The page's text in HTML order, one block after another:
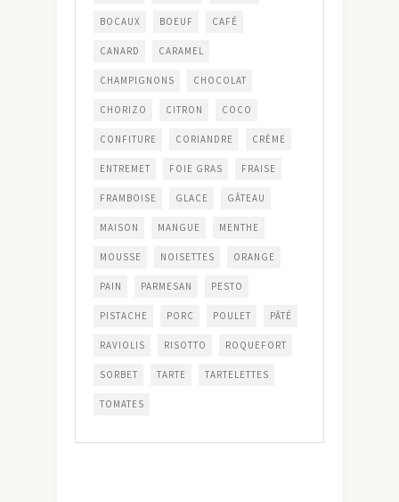
BOCAUX BOEUF CAFÉ
CANARD CARAMEL
CHAMPIGNONS CHOCOLAT
CHORIZO CITRON COCO
CONFITURE CORIANDRE CRÈME
ENTREMET FOIE GRAS FRAISE
FRAMBOISE GLACE GÂTEAU
MAISON MANGUE MENTHE
MOUSSE NOISETTES ORANGE
PAIN PARMESAN PESTO
PISTACHE PORC POULET PÂTÉ
RAVIOLIS RISOTTO ROQUEFORT
SORBET TARTE TARTELETTES
TOMATES